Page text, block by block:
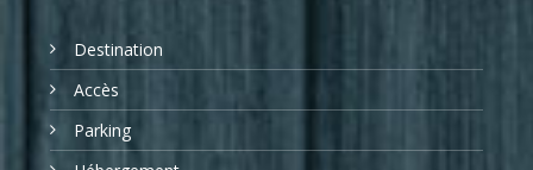
Destination
Accès
Parking